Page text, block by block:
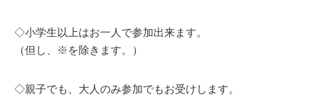
◇小学生以上はお一人で参加出来ます。
（但し、※を除きます。）
◇親子でも、大人のみ参加でもお受けします。